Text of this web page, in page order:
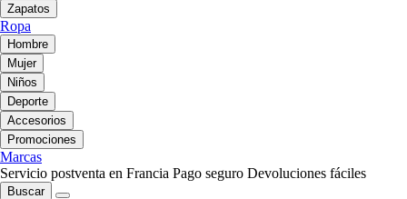
Zapatos
Ropa
Hombre
Mujer
Niños
Deporte
Accesorios
Promociones
Marcas
Servicio postventa en Francia Pago seguro Devoluciones fáciles
Buscar